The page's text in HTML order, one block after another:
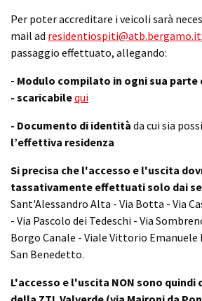
Per poter accreditare i veicoli sarà
mail ad residentiospiti@atb.bergamo.it
passaggio effettuato, allegando:
- Modulo compilato in ogni sua parte
- scaricabilequi
- Documento di identità da cui sia
l’effettiva residenza
Si precisa che l'accesso e l'uscita
tassativamente effettuati solo dai
Sant'Alessandro Alta - Via Botta - Via
- Via Pascolo dei Tedeschi - Via
Borgo Canale - Viale Vittorio Emanuele
San Benedetto.
L'accesso e l'uscita NON sono